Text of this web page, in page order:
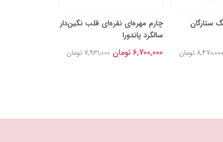
ستارگان
8,470,000 تومان
چارم مهره‌ای نقره‌ای قلب نگین‌دار
سالگرد پاندورا
6,700,000 تومان 7,931,000 تومان